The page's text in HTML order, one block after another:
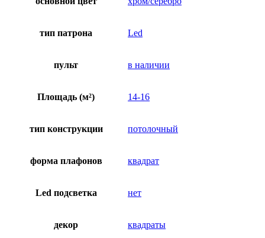
тип патрона Led
пульт в наличии
Площадь (м²) 14-16
тип конструкции потолочный
форма плафонов квадрат
Led подсветка нет
декор квадраты